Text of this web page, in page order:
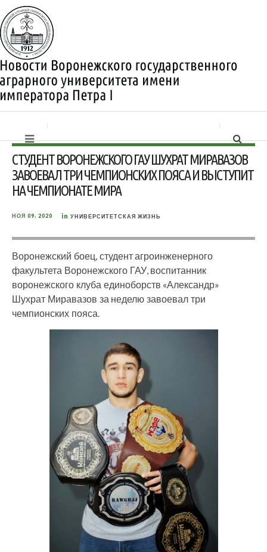
СТУДЕНТ ВОРОНЕЖСКОГО ГАУ ШУХРАТ МИРАВАЗОВ
ЗАВОЕВАЛ ТРИ ЧЕМПИОНСКИХ ПОЯСА И ВЫСТУПИТ
НА ЧЕМПИОНАТЕ МИРА
НОЯ 09, 2020 in УНИВЕРСИТЕТСКАЯ ЖИЗНЬ
Воронежский боец, студент агроинженерного
факультета Воронежского ГАУ, воспитанник
воронежского клуба единоборств «Александр»
Шухрат Миравазов за неделю завоевал три
чемпионских пояса.